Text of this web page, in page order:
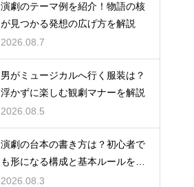
演劇のテーマ例を紹介！物語の核
が見つかる発想の広げ方を解説
2026.08.7
男がミュージカルへ行く服装は？
浮かずに楽しむ観劇マナーを解説
2026.08.5
演劇の台本の書き方は？初心者で
も形になる構成と基本ルールを解
説
2026.08.3